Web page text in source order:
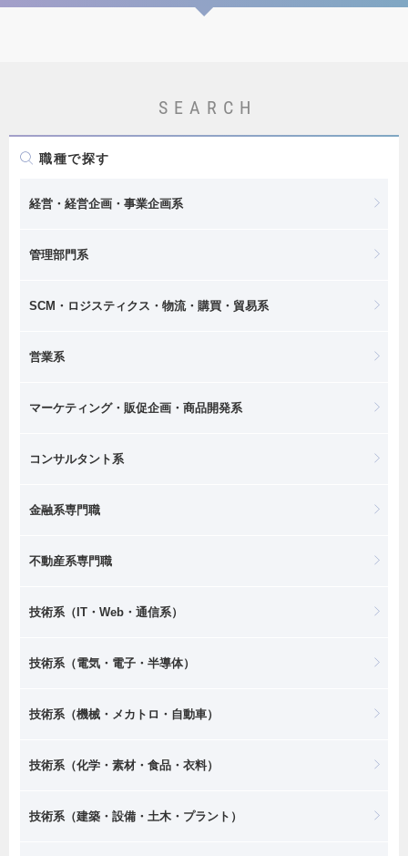
SEARCH
職種で探す
経営・経営企画・事業企画系
管理部門系
SCM・ロジスティクス・物流・購買・貿易系
営業系
マーケティング・販促企画・商品開発系
コンサルタント系
金融系専門職
不動産系専門職
技術系（IT・Web・通信系）
技術系（電気・電子・半導体）
技術系（機械・メカトロ・自動車）
技術系（化学・素材・食品・衣料）
技術系（建築・設備・土木・プラント）